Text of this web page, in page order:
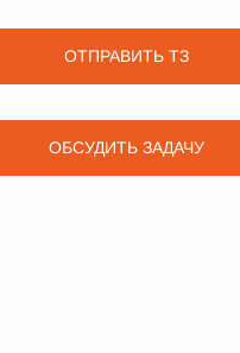
ОТПРАВИТЬ ТЗ
ОБСУДИТЬ ЗАДАЧУ